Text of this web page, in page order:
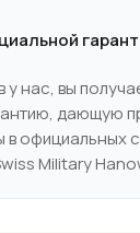
у нас, вы
дающую
в официальных
Military